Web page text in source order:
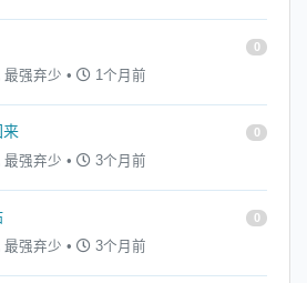
0
最强弃少 • 1个月前
来 0
最强弃少 • 3个月前
0
最强弃少 • 3个月前